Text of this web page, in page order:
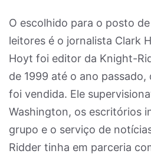
O escolhido para o posto
leitores é o jornalista Clark
Hoyt foi editor da Knight-
de 1999 até o ano
foi vendida. Ele
Washington, os escritórios
grupo e o serviço de
Ridder tinha em parceria